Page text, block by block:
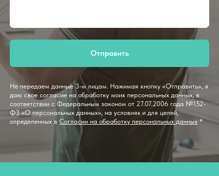
Отправить
Не передаем данные 3-м лицам. Нажимая кнопку «Отправить», я
даю свое согласие на обработку моих персональных данных, в
соответствии с Федеральным законом от 27.07.2006 года №152-
ФЗ «О персональных данных», на условиях и для целей,
определенных в Согласии на обработку персональных данных *